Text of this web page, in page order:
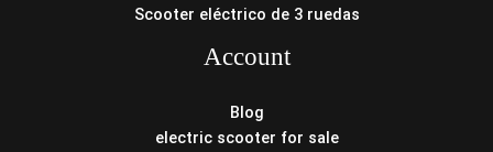
Scooter eléctrico de 3 ruedas
Account
Blog
electric scooter for sale